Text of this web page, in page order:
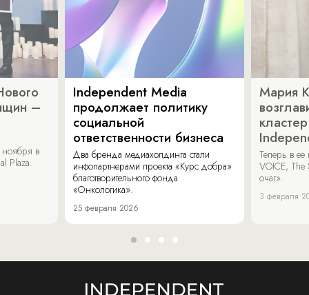
–
ноября в
Plaza.
Independent Media
продолжает политику
социальной
ответственности бизнеса
Два бренда медиахолдинга стали
инфопартнерами проекта «Курс добра»
благотворительного фонда
«Онкологика».
25 февраля 2026
Мария
Теперь в
VOICE,
очаг».
3 февраля